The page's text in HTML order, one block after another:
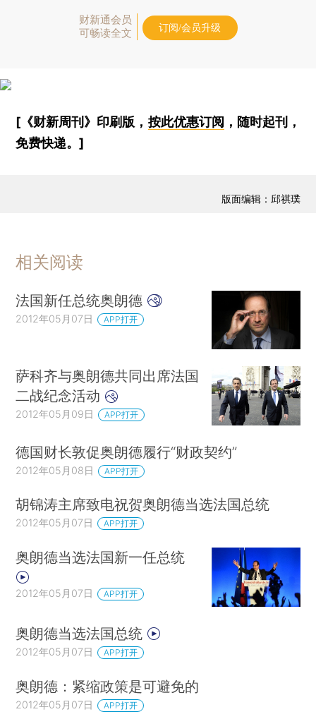
财新通会员
可畅读全文
订阅/会员升级
[《财新周刊》印刷版， 按此优惠订阅 ，随时起刊，
免费快递。]
版面编辑：邱祺璞
相关阅读
法国新任总统奥朗德
2012年05月07日 APP打开
萨科齐与奥朗德共同出席法国
二战纪念活动
2012年05月09日 APP打开
德国财长敦促奥朗德履行“财政契约”
2012年05月08日 APP打开
胡锦涛主席致电祝贺奥朗德当选法国总统
2012年05月07日 APP打开
奥朗德当选法国新一任总统
2012年05月07日 APP打开
奥朗德当选法国总统
2012年05月07日 APP打开
奥朗德：紧缩政策是可避免的
2012年05月07日 APP打开